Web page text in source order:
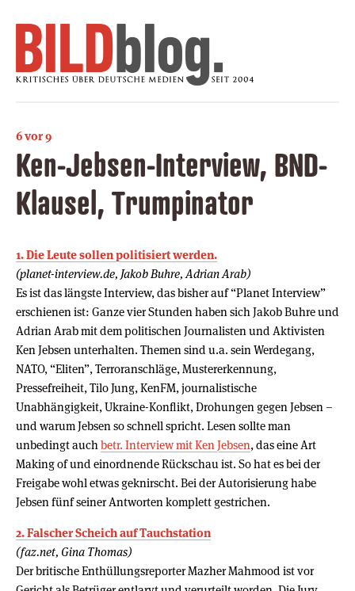
6 vor 9
Ken-Jebsen-Interview, BND-
Klausel, Trumpinator
1. Die Leute sollen politisiert werden.
(planet-interview.de, Jakob Buhre, Adrian Arab)
Es ist das längste Interview, das bisher auf “Planet Interview”
erschienen ist: Ganze vier Stunden haben sich Jakob Buhre und
Adrian Arab mit dem politischen Journalisten und Aktivisten
Ken Jebsen unterhalten. Themen sind u.a. sein Werdegang,
NATO, “Eliten”, Terroranschläge, Mustererkennung,
Pressefreiheit, Tilo Jung, KenFM, journalistische
Unabhängigkeit, Ukraine-Konflikt, Drohungen gegen Jebsen –
und warum Jebsen so schnell spricht. Lesen sollte man
unbedingt auch betr. Interview mit Ken Jebsen, das eine Art
Making of und einordnende Rückschau ist. So hat es bei der
Freigabe wohl etwas geknirscht. Bei der Autorisierung habe
Jebsen fünf seiner Antworten komplett gestrichen.
2. Falscher Scheich auf Tauchstation
(faz.net, Gina Thomas)
Der britische Enthüllungsreporter Mazher Mahmood ist vor